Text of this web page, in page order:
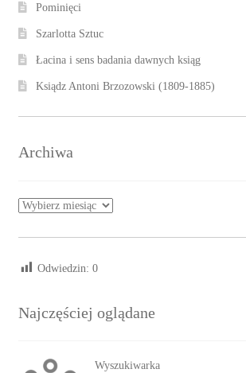
Pominięci
Szarlotta Sztuc
Łacina i sens badania dawnych ksiąg
Ksiądz Antoni Brzozowski (1809-1885)
Archiwa
Archiwa
Odwiedzin: 0
Najczęściej oglądane
Wyszukiwarka